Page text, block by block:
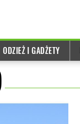
ODZIEŻ I GADŻETY